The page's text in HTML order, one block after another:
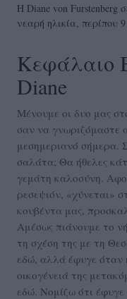
Η Diane von Furstenberg
νεαρή ηλικία, περίπου
Κεφάλαιο
Diane
Μένουμε οι δυο μας
σαν να γνωριζόμαστε
μεσημεριανό σήμερα.
σαλάτα; Θα ήθελες
γεμάτη καλοσύνη.
ρεσεψιόν, «χύνεται»
κουβέντα μας,
Αμέσως πιάνουμε το
τη σχέση της με τη
εδώ, αλλά έφυγε όταν
οικογένειά της
εδώ. Νομίζω ότι